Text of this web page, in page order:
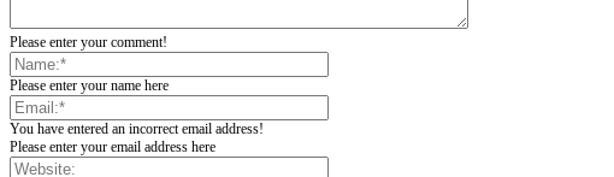
Please enter your comment!
Please enter your name here
You have entered an incorrect email address!
Please enter your email address here